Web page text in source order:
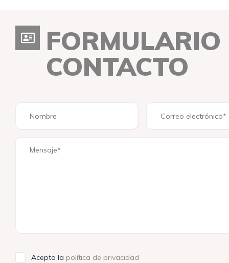
FORMULARIO
CONTACTO
Acepto la política de privacidad